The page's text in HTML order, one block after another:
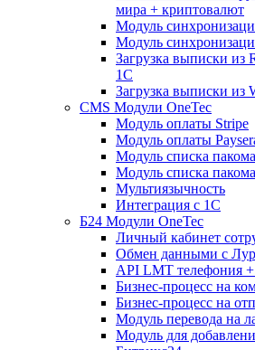
мира + криптовалют
Модуль
Модуль
Загрузка выписки из
1C
Загрузка выписки из
CMS Модули OneTec
Модуль оплаты Stripe
Модуль оплаты
Модуль списка
Модуль списка
Мультиязычность
Интеграция с 1С
Б24 Модули OneTec
Личный кабинет
Обмен данными с
API LMT телефония
Бизнес-процесс на
Бизнес-процесс на
Модуль перевода на
Модуль для